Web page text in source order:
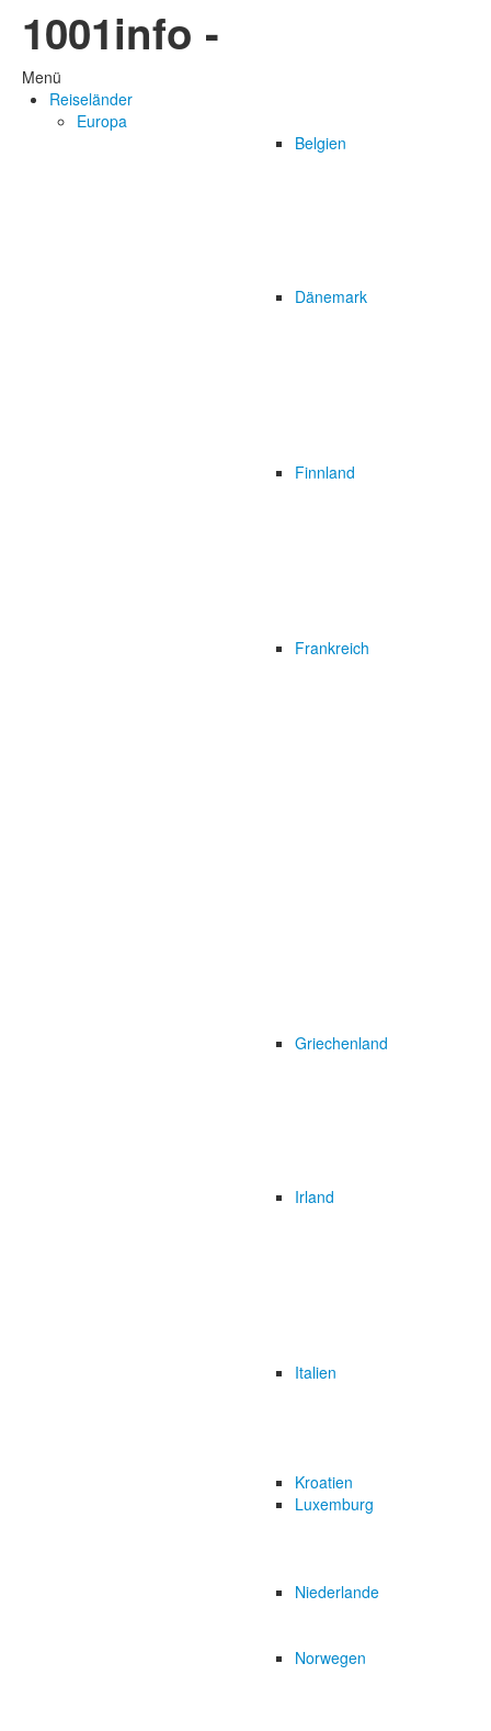
1001info -
Menü
Reiseländer
Europa
Belgien
Dänemark
Finnland
Frankreich
Griechenland
Irland
Italien
Kroatien
Luxemburg
Niederlande
Norwegen